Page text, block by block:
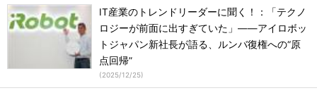
IT産業のトレンドリーダーに聞く！：「テクノ
ロジーが前面に出すぎていた」――アイロボッ
トジャパン新社長が語る、ルンバ復権への“原
点回帰”
(2025/12/25)